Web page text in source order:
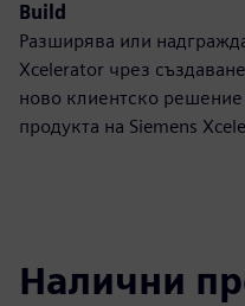
Build
Разширява или
Xcelerator чрез
ново клиентско
продукта на Siemens
Налични